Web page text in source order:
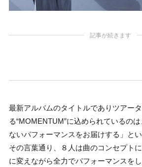
記事が続きます
最新アルバムのタイトルでありツアー
る“MOMENTUM”に込められているの
ないパフォーマンスをお届けする」と
その言葉通り、８人は曲のコンセプト
に変えながら全力でパフォーマンスを